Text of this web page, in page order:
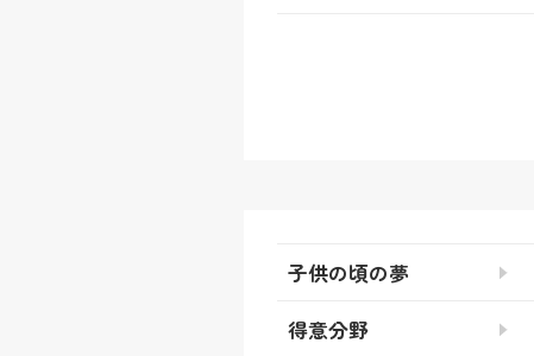
子供の頃の夢
得意分野